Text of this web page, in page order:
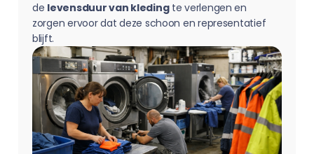
de levensduur van kledingte verlengen en
zorgen ervoor dat deze schoon en representatief
blijft.